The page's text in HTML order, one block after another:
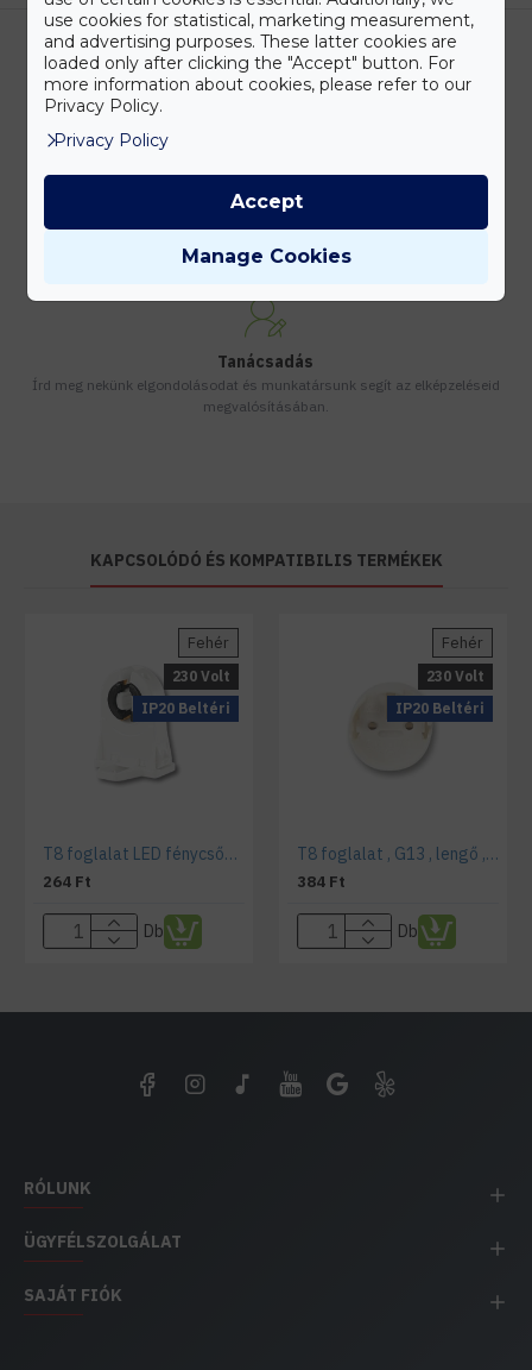
Gyors kiszállítás
Készleten lévő termékeinket akár 24 órán belül megkaphatod!
Tanácsadás
Írd meg nekünk elgondolásodat és munkatársunk segít az elképzeléseid
megvalósításában.
KAPCSOLÓDÓ ÉS KOMPATIBILIS TERMÉKEK
IP20 Beltéri
Fehér
230 Volt
T8 foglalat LED fénycsővekhez (G13)
264 Ft
Db
IP20 Beltéri
Fehér
230 Volt
T8 foglalat , G13 , lengő , T8 LED fénycsőhöz
384 Ft
Db
RÓLUNK
ÜGYFÉLSZOLGÁLAT
SAJÁT FIÓK
use cookies for statistical, marketing measurement,
and advertising purposes. These latter cookies are
loaded only after clicking the "Accept" button. For
more information about cookies, please refer to our
Privacy Policy.
Privacy Policy
Manage Cookies
Accept